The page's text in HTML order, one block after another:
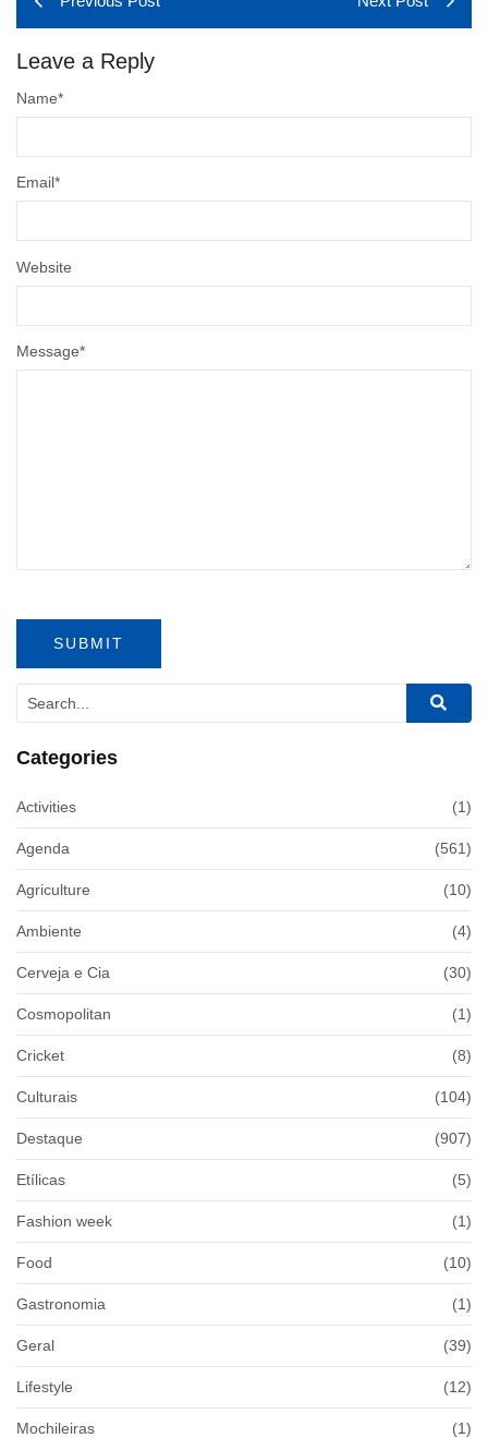
Leave a Reply
Message*
Name*
Email*
Website
Categories
Activities (1)
Agenda (561)
Agriculture (10)
Ambiente (4)
Cerveja e Cia (30)
Cosmopolitan (1)
Cricket (8)
Culturais (104)
Destaque (907)
Etílicas (5)
Fashion week (1)
Food (10)
Gastronomia (1)
Geral (39)
Lifestyle (12)
Mochileiras (1)